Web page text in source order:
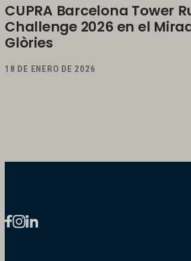
CUPRA Barcelona Tower
Challenge 2026 en el
Glòries
18 DE ENERO DE 2026